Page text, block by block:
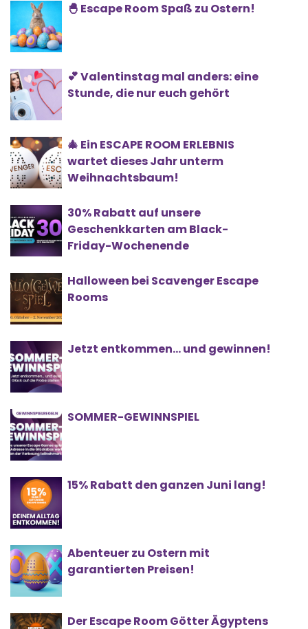
🐣 Escape Room Spaß zu Ostern!
💕 Valentinstag mal anders: eine
Stunde, die nur euch gehört
🎄 Ein ESCAPE ROOM ERLEBNIS
wartet dieses Jahr unterm
Weihnachtsbaum!
30% Rabatt auf unsere
Geschenkkarten am Black-
Friday-Wochenende
Halloween bei Scavenger Escape
Rooms
Jetzt entkommen… und gewinnen!
SOMMER-GEWINNSPIEL
15% Rabatt den ganzen Juni lang!
Abenteuer zu Ostern mit
garantierten Preisen!
Der Escape Room Götter Ägyptens